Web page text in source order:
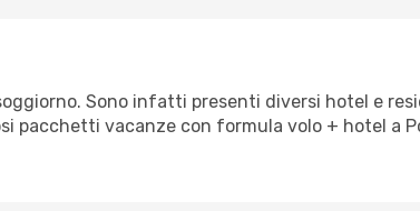
Sono infatti presenti diversi hotel e
pacchetti vacanze con formula volo + hotel a